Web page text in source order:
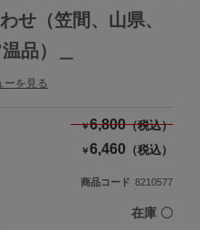
せ（笠間、山県、
品）＿
ーを見る
￥6,800（税込）
￥6,460 （税込）
商品コード 8210577
在庫 〇